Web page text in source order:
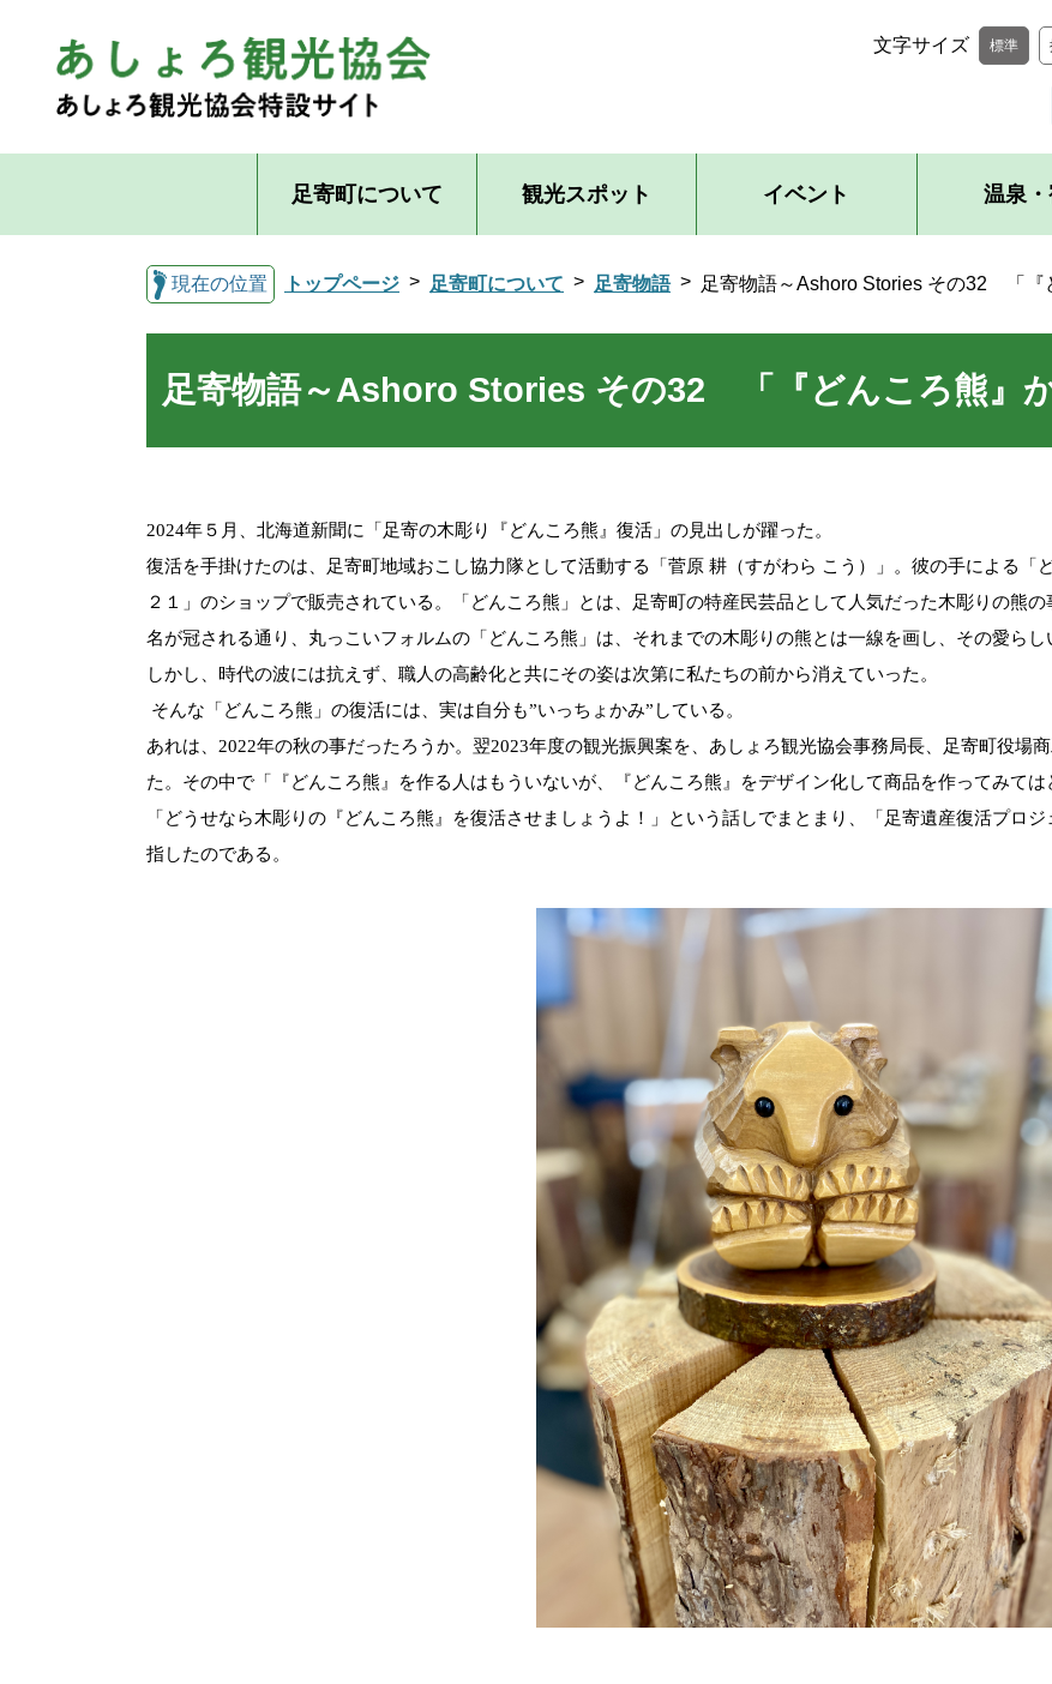
文字サイズ 標準
足寄町について 観光スポット イベント 温泉
現在の位置 トップページ 足寄町について 足寄物語 足寄物語～Ashoro Stories その32 「『
足寄物語～Ashoro Stories その32 「『どんころ熊』
2024年５月、北海道新聞に「足寄の木彫り『どんころ熊』復活」の見出しが躍った。
復活を手掛けたのは、足寄町地域おこし協力隊として活動する「菅原 耕（すがわら こう）」。 彼の手による「
２１」のショップで販売されている。
「どんころ熊」とは、足寄町の特産民芸品として人気だった木彫りの熊の
名が冠される通り、丸っこいフォルムの「どんころ熊」は、 それまでの木彫りの熊とは一線を画し、その愛らし
しかし、時代の波には抗えず、職人の高齢化と共にその姿は次第に私たちの前から消えていった。
そんな「どんころ熊」の復活には、実は自分も”いっちょかみ” している。
あれは、 2022年の秋の事だったろうか。翌2023年度の観光振興案を、あしょろ観光協会事務局長、足寄町役場
た。その中で「『どんころ熊』を作る人はもういないが、『どんころ熊』をデザイン化して商品を作ってみては
「どうせなら木彫りの『どんころ熊』を復活させましょうよ！」という話しでまとまり、
「足寄遺産復活プロ
指したのである。